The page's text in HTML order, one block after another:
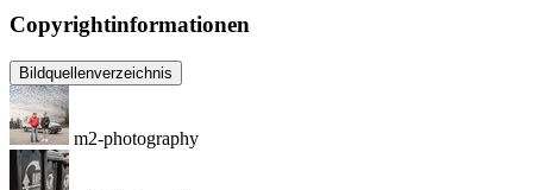
Copyrightinformationen
Bildquellenverzeichnis
m2-photography